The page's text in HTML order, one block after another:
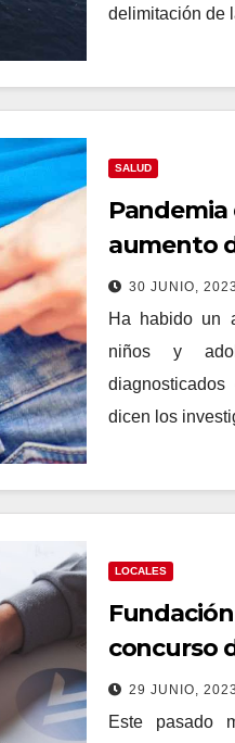
delimitación de
SALUD
Pandemia
aumento
30 JUNIO, 2023
Ha habido un
niños y
dicen los
LOCALES
Fundación
concurso
29 JUNIO, 2023
Este pasado